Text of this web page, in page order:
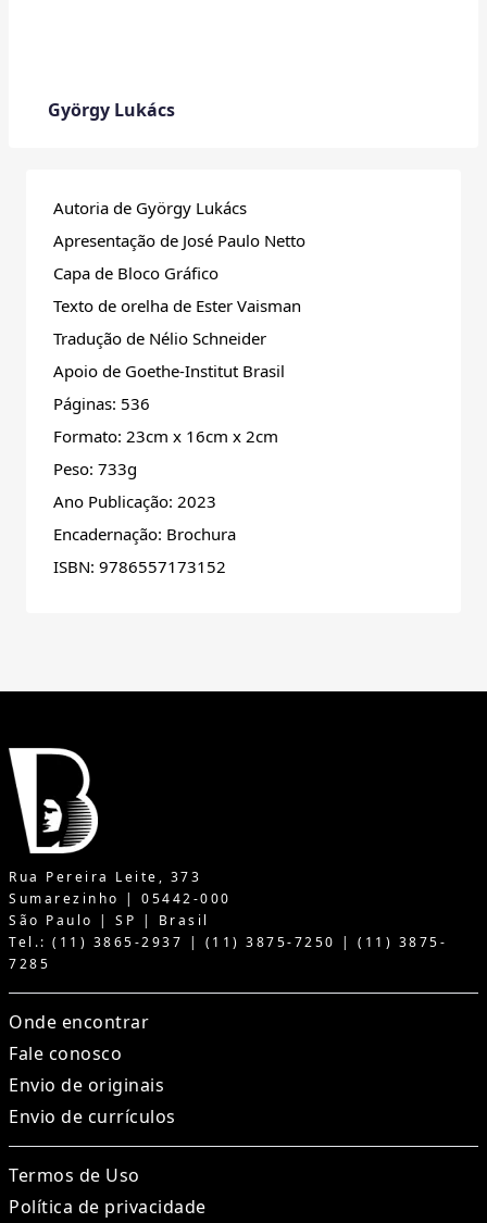
György Lukács
Autoria de György Lukács
Apresentação de José Paulo Netto
Capa de Bloco Gráfico
Texto de orelha de Ester Vaisman
Tradução de Nélio Schneider
Apoio de Goethe-Institut Brasil
Páginas: 536
Formato: 23cm x 16cm x 2cm
Peso: 733g
Ano Publicação: 2023
Encadernação: Brochura
ISBN: 9786557173152
Rua Pereira Leite, 373
Sumarezinho | 05442-000
São Paulo | SP | Brasil
Tel.: (11) 3865-2937 | (11) 3875-7250 | (11) 3875-
7285
Onde encontrar
Fale conosco
Envio de originais
Envio de currículos
Termos de Uso
Política de privacidade